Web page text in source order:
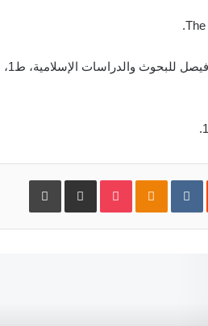
([8]) _ الأموال، أبو أحمد بن زنجويه، تحقيق شاكر ذيب فياض، مركز الملك فيصل للبحوث والدراسات الإسلامية، ط1،
‏Reddit
‏VKontakte
Pocket مشاركة عبر البريد